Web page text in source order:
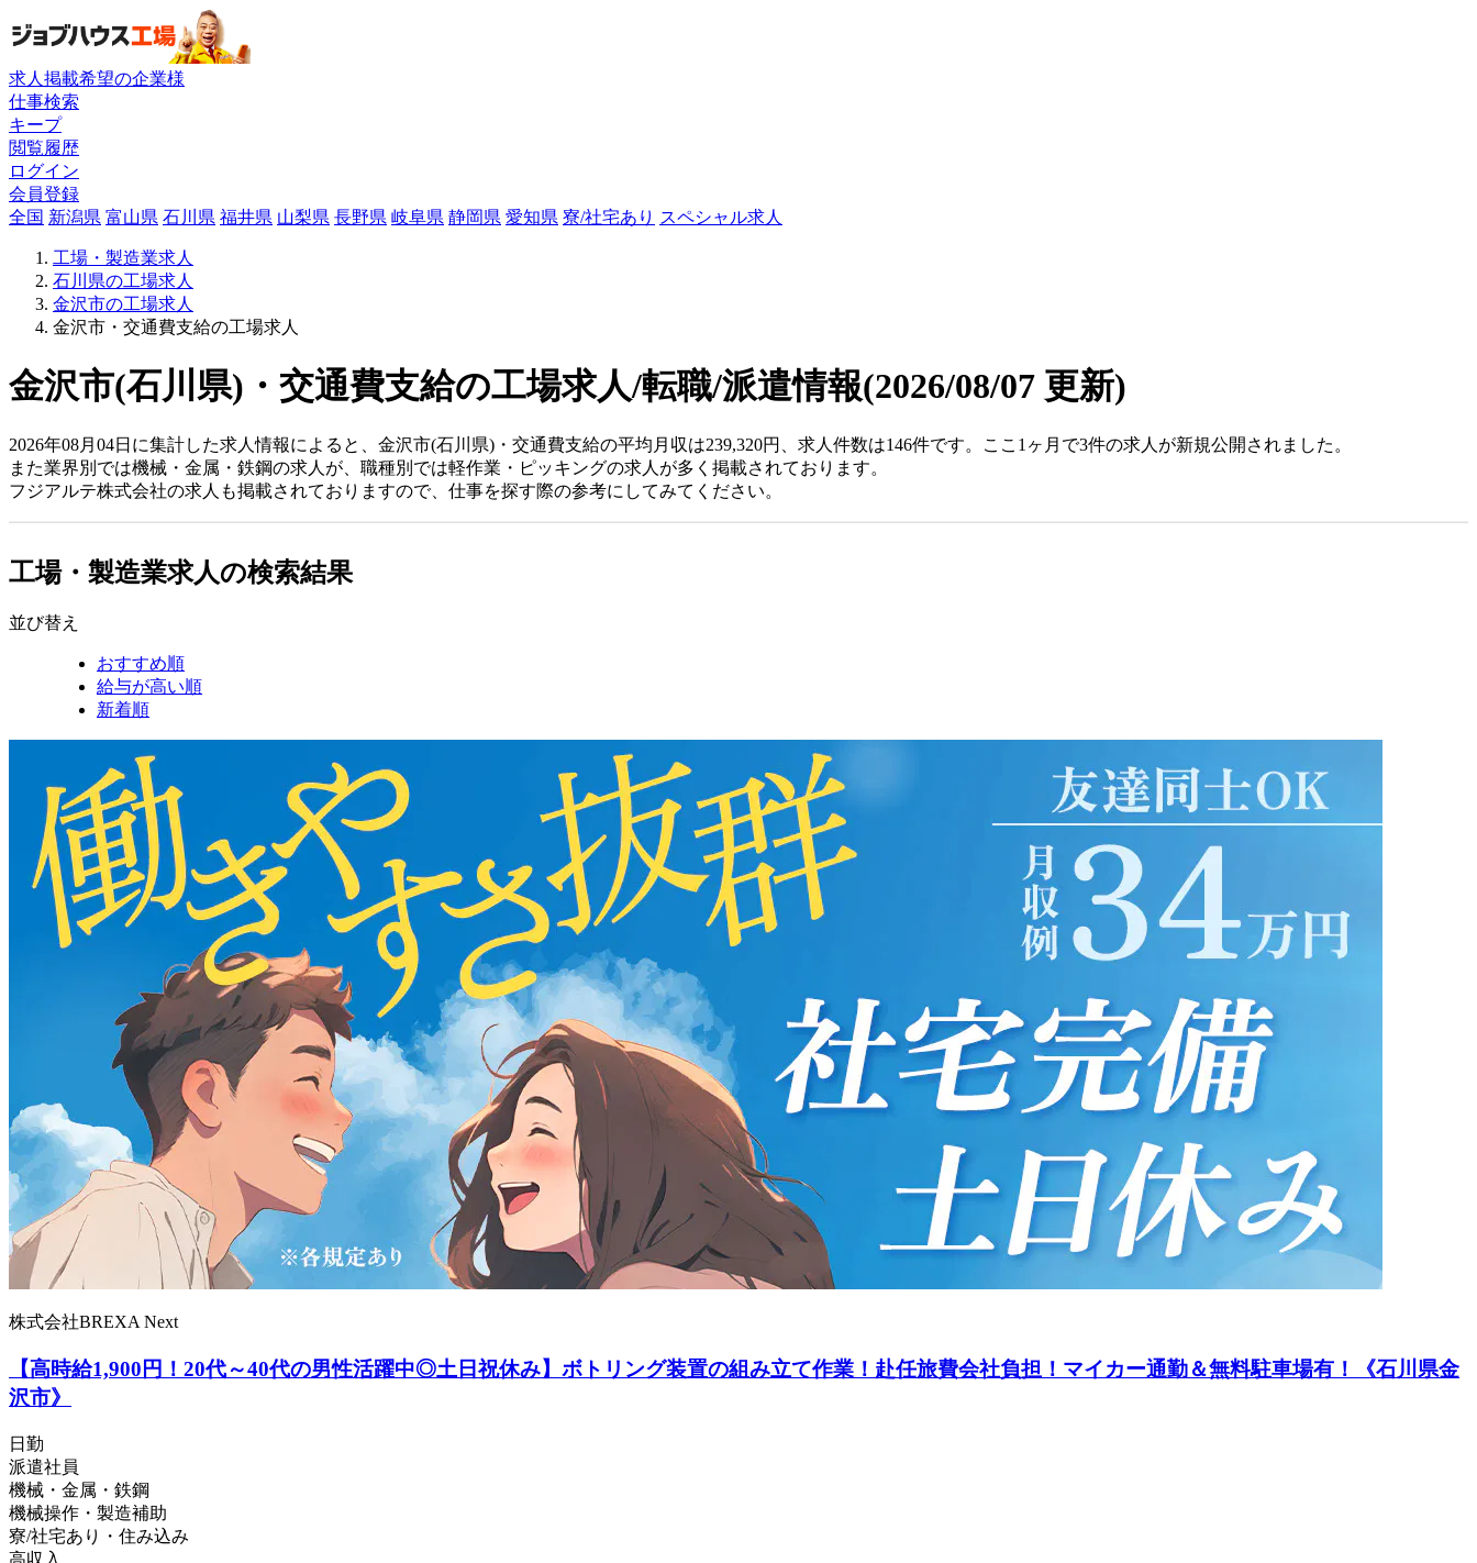
求人掲載希望の企業様
仕事検索
キープ
閲覧履歴
ログイン
会員登録
全国 新潟県 富山県 石川県 福井県 山梨県 長野県 岐阜県 静岡県 愛知県 寮/社宅あり スペシャル求人
工場・製造業求人
石川県の工場求人
金沢市の工場求人
金沢市・交通費支給の工場求人
金沢市(石川県)・交通費支給の工場求人/転職/派遣情報(2026/08/07 更新)
2026年08月04日に集計した求人情報によると、金沢市(石川県)・交通費支給の平均月収は239,320円、求人件数は146件です。ここ1ヶ月で3件の求人が新規公開されました。
また業界別では機械・金属・鉄鋼の求人が、職種別では軽作業・ピッキングの求人が多く掲載されております。
フジアルテ株式会社の求人も掲載されておりますので、仕事を探す際の参考にしてみてください。
工場・製造業求人の検索結果
並び替え
おすすめ順
給与が高い順
新着順
株式会社BREXA Next
【高時給1,900円！20代～40代の男性活躍中◎土日祝休み】ボトリング装置の組み立て作業！赴任旅費会社負担！マイカー通勤＆無料駐車場有！《石川県金
沢市》
日勤
派遣社員
機械・金属・鉄鋼
機械操作・製造補助
寮/社宅あり・住み込み
高収入